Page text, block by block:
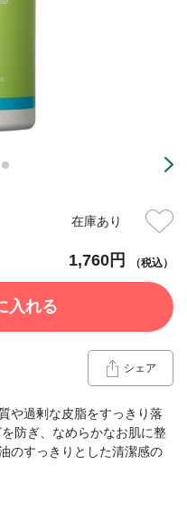
1,760円 （税込）
在庫あり
シェア
や過剰な皮脂をすっきり落
防ぎ、なめらかなお肌に整
のすっきりとした清潔感の